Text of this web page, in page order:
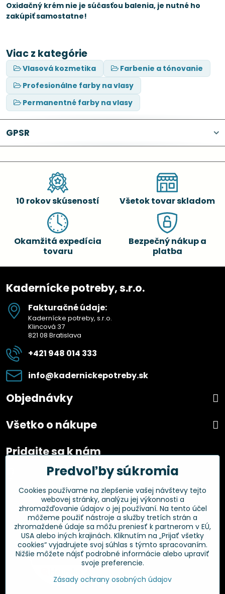
Oxidačný krém nie je súčasťou balenia, je nutné ho
zakúpiť samostatne!
Viac z kategórie
Vlasová kozmetika
Farbenie a tónovanie
Profesionálne farby na vlasy
Permanentné farby na vlasy
GPSR
10 rokov skúseností Všetok tovar skladom
Okamžitá expedícia
tovaru
Bezpečný nákup a
platba
Kadernícke potreby, s.r.o.
Fakturačné údaje:
Kadernícke potreby, s.r.o.
Klincová 37
821 08 Bratislava
+421 948 014 333
info​@kadernickepotreby​.sk
Objednávky
Všetko o nákupe
Pridajte sa k nám
Facebook
Overené zákazníkmi
Predvoľby súkromia
Cookies používame na zlepšenie vašej návštevy tejto
webovej stránky, analýzu jej výkonnosti a
zhromažďovanie údajov o jej používaní. Na tento účel
môžeme použiť nástroje a služby tretích strán a
zhromaždené údaje sa môžu preniesť k partnerom v EÚ,
USA alebo iných krajinách. Kliknutím na „Prijať všetky
cookies“ vyjadrujete svoj súhlas s týmto spracovaním.
Nižšie môžete nájsť podrobné informácie alebo upraviť
svoje preferencie.
Zásady ochrany osobných údajov